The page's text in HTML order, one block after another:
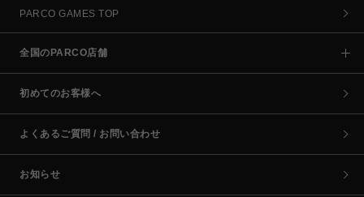
PARCO GAMES TOP
全国のPARCO店舗
初めてのお客様へ
よくあるご質問 / お問い合わせ
お知らせ